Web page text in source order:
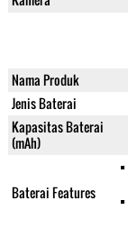
Nama Produk
Jenis Baterai
Kapasitas Baterai
(mAh)
Baterai Features